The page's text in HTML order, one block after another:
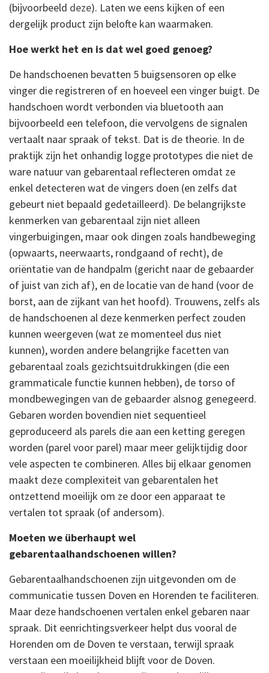
(bijvoorbeeld deze). Laten we eens kijken of een
dergelijk product zijn belofte kan waarmaken.
Hoe werkt het en is dat wel goed genoeg?
De handschoenen bevatten 5 buigsensoren op elke
vinger die registreren of en hoeveel een vinger buigt. De
handschoen wordt verbonden via bluetooth aan
bijvoorbeeld een telefoon, die vervolgens de signalen
vertaalt naar spraak of tekst. Dat is de theorie. In de
praktijk zijn het onhandig logge prototypes die niet de
ware natuur van gebarentaal reflecteren omdat ze
enkel detecteren wat de vingers doen (en zelfs dat
gebeurt niet bepaald gedetailleerd). De belangrijkste
kenmerken van gebarentaal zijn niet alleen
vingerbuigingen, maar ook dingen zoals handbeweging
(opwaarts, neerwaarts, rondgaand of recht), de
oriëntatie van de handpalm (gericht naar de gebaarder
of juist van zich af), en de locatie van de hand (voor de
borst, aan de zijkant van het hoofd). Trouwens, zelfs als
de handschoenen al deze kenmerken perfect zouden
kunnen weergeven (wat ze momenteel dus niet
kunnen), worden andere belangrijke facetten van
gebarentaal zoals gezichtsuitdrukkingen (die een
grammaticale functie kunnen hebben), de torso of
mondbewegingen van de gebaarder alsnog genegeerd.
Gebaren worden bovendien niet sequentieel
geproduceerd als parels die aan een ketting geregen
worden (parel voor parel) maar meer gelijktijdig door
vele aspecten te combineren. Alles bij elkaar genomen
maakt deze complexiteit van gebarentalen het
ontzettend moeilijk om ze door een apparaat te
vertalen tot spraak (of andersom).
Moeten we überhaupt wel
gebarentaalhandschoenen willen?
Gebarentaalhandschoenen zijn uitgevonden om de
communicatie tussen Doven en Horenden te faciliteren.
Maar deze handschoenen vertalen enkel gebaren naar
spraak. Dit eenrichtingsverkeer helpt dus vooral de
Horenden om de Doven te verstaan, terwijl spraak
verstaan een moeilijkheid blijft voor de Doven.